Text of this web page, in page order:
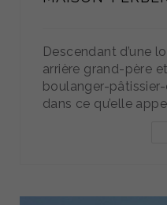
Descendant d’une
arrière grand-père
boulanger-
dans ce qu’elle